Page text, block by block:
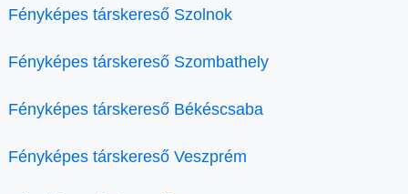
Fényképes társkereső Szolnok
Fényképes társkereső Szombathely
Fényképes társkereső Békéscsaba
Fényképes társkereső Veszprém